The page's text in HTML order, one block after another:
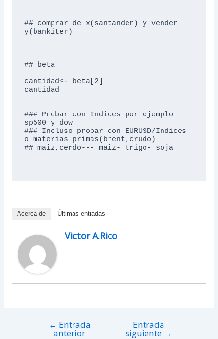
## comprar de x(santander) y vender
y(bankiter)
## beta
cantidad<- beta[2]
cantidad
### Probar con Indices por ejemplo
sp500 y dow
### Incluso probar con EURUSD/Indices
o materias primas(brent,crudo)
## maiz,cerdo--- maiz- trigo- soja
Acerca de Últimas entradas
Victor A.Rico
← Entrada
anterior
Entrada
siguiente →